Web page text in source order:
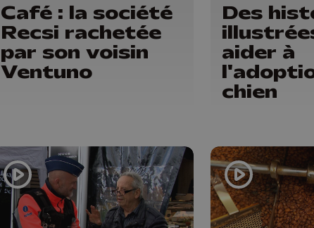
Café : la société
Recsi rachetée
par son voisin
Ventuno
Des
aider à
chien